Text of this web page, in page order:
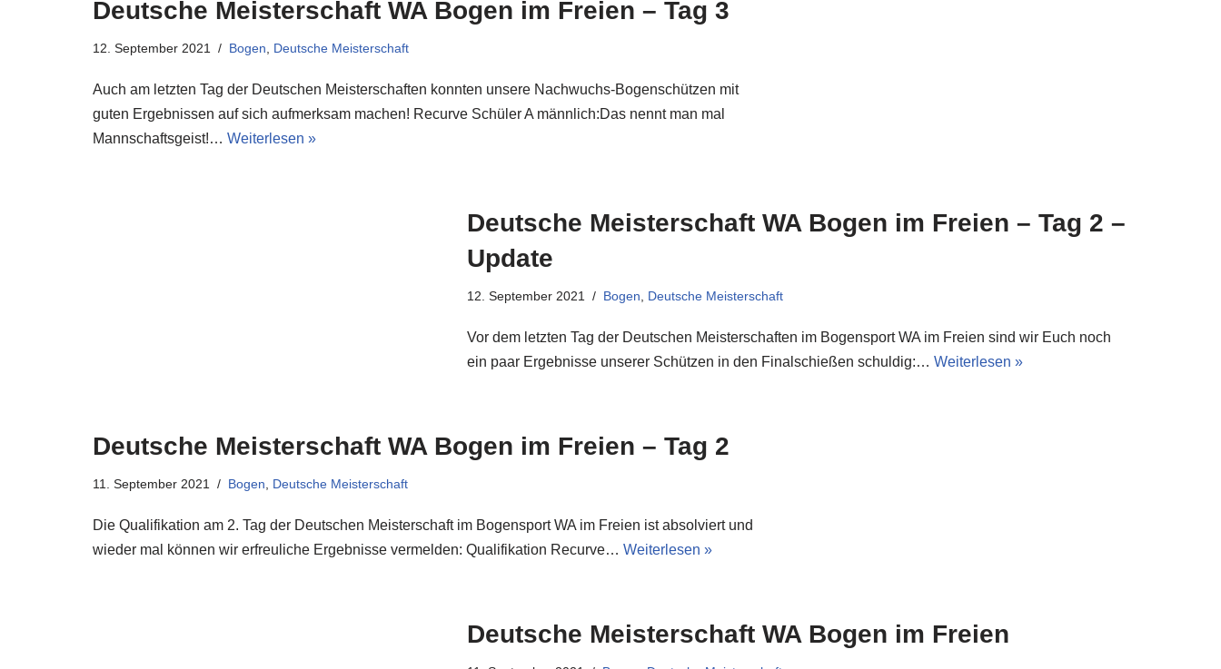
Deutsche Meisterschaft WA Bogen im Freien – Tag 3
12. September 2021 Bogen Deutsche Meisterschaft
Auch am letzten Tag der Deutschen Meisterschaften konnten unsere Nachwuchs-Bogenschützen mit
guten Ergebnissen auf sich aufmerksam machen! Recurve Schüler A männlich:Das nennt man mal
Mannschaftsgeist!… Weiterlesen »
Deutsche Meisterschaft WA Bogen im Freien – Tag 2 –
Update
12. September 2021 Bogen Deutsche Meisterschaft
Vor dem letzten Tag der Deutschen Meisterschaften im Bogensport WA im Freien sind wir Euch noch
ein paar Ergebnisse unserer Schützen in den Finalschießen schuldig:… Weiterlesen »
Deutsche Meisterschaft WA Bogen im Freien – Tag 2
11. September 2021 Bogen Deutsche Meisterschaft
Die Qualifikation am 2. Tag der Deutschen Meisterschaft im Bogensport WA im Freien ist absolviert und
wieder mal können wir erfreuliche Ergebnisse vermelden: Qualifikation Recurve… Weiterlesen »
Deutsche Meisterschaft WA Bogen im Freien